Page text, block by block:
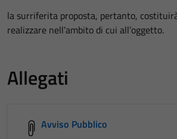
la surriferita proposta, pertanto,
realizzare nell’ambito di cui all’oggetto.
Allegati
Avviso Pubblico